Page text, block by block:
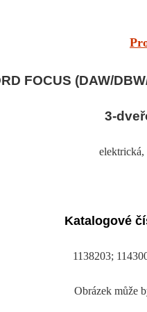
FOCUS (DAW/
3-
elektrická,
Katalogové
1138203;
Obrázek může